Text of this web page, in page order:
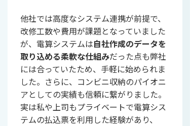
他社では高度なシステム連携が前提で、
改修工数や費用が課題となっていました
が、電算システムは自社作成のデータを
取り込める柔軟な仕組みだった点も弊社
には合っていたため、手軽に始められま
した。さらに、コンビニ収納のパイオニ
アとしての実績も信頼に繋がりました。
実は私や上司もプライベートで電算シス
テムの払込票を利用した経験があり、